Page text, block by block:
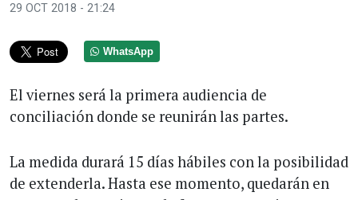
29 OCT 2018 - 21:24
WhatsApp
El viernes será la primera audiencia de
conciliación donde se reunirán las partes.
La medida durará 15 días hábiles con la posibilidad
de extenderla. Hasta ese momento, quedarán en